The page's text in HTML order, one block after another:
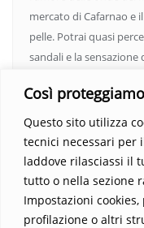
Così
Questo sito utilizza
tecnici necessari per
laddove rilasciassi il
tutto o nella sezione
Impostazioni
profilazione o altri
mercato di Cafarnao e
pelle. Potrai quasi
sandali e la
vedere oltre i confini
fede e realtà si
indimenticabile.Non
questo viaggio
Parola trasformi la tua